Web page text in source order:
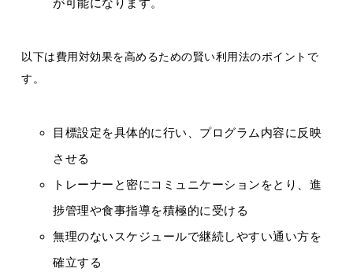
以下は費用対効果を高めるための賢い利用法のポイントで
す。
目標設定を具体的に行い、プログラム内容に反映
させる
トレーナーと密にコミュニケーションをとり、進
捗管理や食事指導を積極的に受ける
無理のないスケジュールで継続しやすい通い方を
確立する